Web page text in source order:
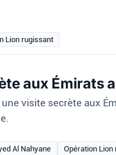
Lion rugissant
aux Émirats
visite secrète aux
Al Nahyane Opération Lion